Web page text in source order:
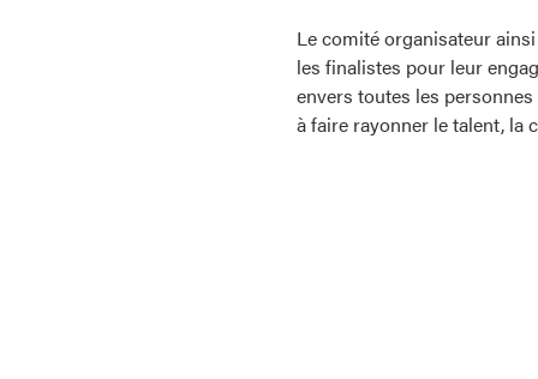
Le comité organisateur
les finalistes pour leur
envers toutes les
à faire rayonner le talent, la